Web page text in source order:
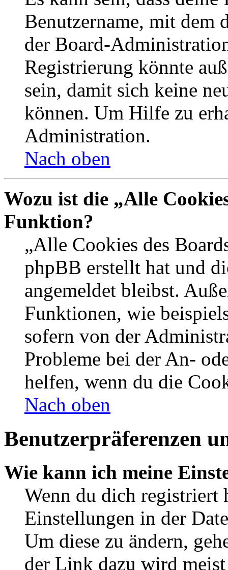
Benutzername, mit dem
der Board-
Registrierung könnte
sein, damit sich keine
können. Um Hilfe zu
Administration.
Nach oben
Wozu ist die „Alle
Funktion?
„Alle Cookies des
phpBB erstellt hat und
angemeldet bleibst.
Funktionen, wie
sofern von der
Probleme bei der An-
helfen, wenn du die
Nach oben
Benutzerpräferenzen
Wie kann ich meine
Wenn du dich registriert
Einstellungen in der
Um diese zu ändern,
der Link dazu wird